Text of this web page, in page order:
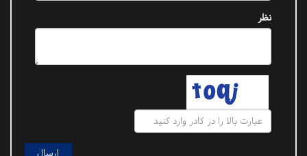
نظر